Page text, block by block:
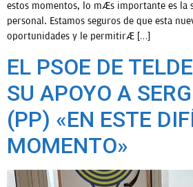
estos momentos, lo más importante es la
personal. Estamos seguros de que esta
oportunidades y le permitirá […]
EL PSOE DE
SU APOYO A
(PP) «EN ESTE
MOMENTO»